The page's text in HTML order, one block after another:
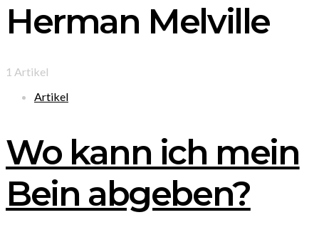
Herman Melville
1 Artikel
Artikel
Wo kann ich mein
Bein abgeben?